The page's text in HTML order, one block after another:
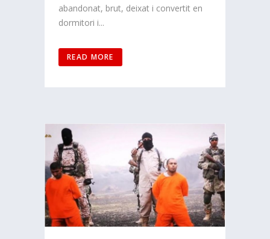
abandonat, brut, deixat i convertit en
dormitori i...
READ MORE